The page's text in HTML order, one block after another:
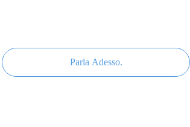
Parla Adesso.